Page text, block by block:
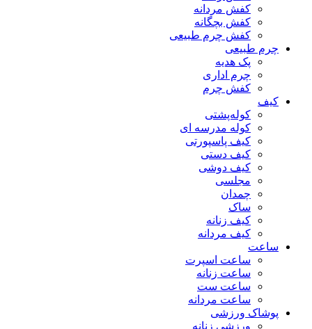
کفش مردانه
کفش بچگانه
کفش چرم طبیعی
چرم طبیعی
پک هدیه
چرم اداری
کفش چرم
کیف
کوله‌پشتی
کوله مدرسه ای
کیف پاسپورتی
کیف دستی
کیف دوشی
مجلسی
چمدان
ساک
کیف زنانه
کیف مردانه
ساعت
ساعت اسپرت
ساعت زنانه
ساعت ست
ساعت مردانه
پوشاک ورزشی
ورزشی زنانه